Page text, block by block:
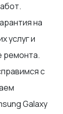
на
услуг и
ремонта.
с
Galaxy